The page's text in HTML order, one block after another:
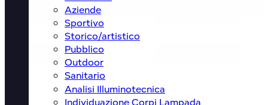
Aziende
Sportivo
Storico/artistico
Pubblico
Outdoor
Sanitario
Analisi Illuminotecnica
Individuazione Corpi Lampada